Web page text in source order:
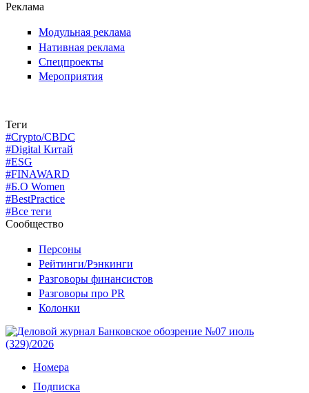
Реклама
Модульная реклама
Нативная реклама
Спецпроекты
Мероприятия
Теги
#Crypto/CBDC
#Digital Китай
#ESG
#FINAWARD
#Б.О Women
#BestPractice
#Все теги
Сообщество
Персоны
Рейтинги/Рэнкинги
Разговоры финансистов
Разговоры про PR
Колонки
Номера
Подписка